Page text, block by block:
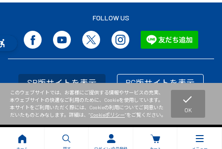
FOLLOW US
SP版サイトを表示 PC版サイトを表示
Copyright © NISHI Athletic Goods Co.,Ltd. All Rights Reserved.
このウェブサイトでは、お客様にご提供する情報やサービスの充実、
本ウェブサイトの快適なご利用のために、Cookieを使用しています。
本サイトをご利用いただく際には、Cookieの利用についてご同意いた
だいたものとみなします。詳細は、”Cookieポリシー”をご覧ください。
check
OK